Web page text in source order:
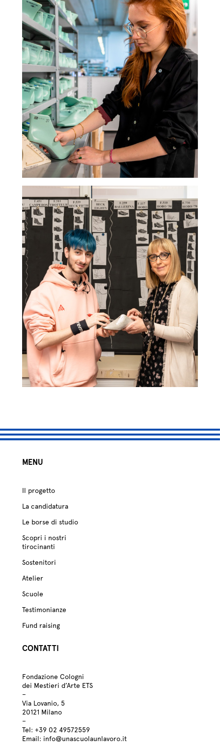
MENU
Il progetto
La candidatura
Le borse di studio
Scopri i nostri
tirocinanti
Sostenitori
Atelier
Scuole
Testimonianze
Fund raising
CONTATTI
Fondazione Cologni
dei Mestieri d’Arte ETS
–
Via Lovanio, 5
20121 Milano
–
Tel: +3902 49572559
Email: info@unascuolaunlavoro.it